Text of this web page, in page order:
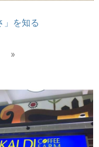
」を知る
»